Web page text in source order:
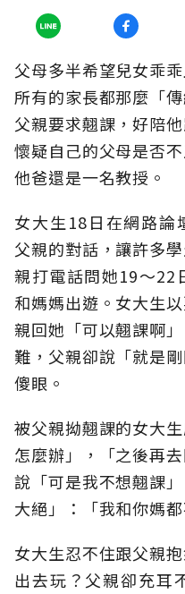
父母多半希望兒女乖
所有的家長都那麼「
父親要求翹課，好陪
懷疑自己的父母是否
他爸還是一名教授。
女大生18日在網路
父親的對話，讓許多
親打電話問她19～22
和媽媽出遊。女大生
親回她「可以翹課啊
難，父親卻說「就是
傻眼。
被父親拗翹課的女大
怎麼辦」，「之後再
說「可是我不想翹課
大絕」：「我和你媽
女大生忍不住跟父親
出去玩？父親卻充耳